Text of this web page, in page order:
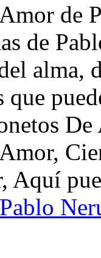
de
de
alma,
que
Aquí